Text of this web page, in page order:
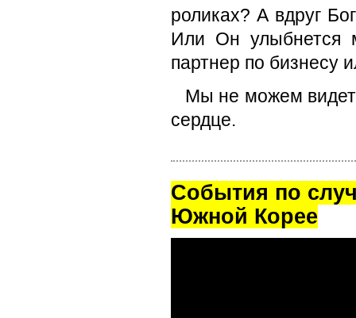
роликах? А вдруг
Или Он улыбнется
партнер по бизнесу
Мы не можем
сердце.
Cобытия по
Южной Корее